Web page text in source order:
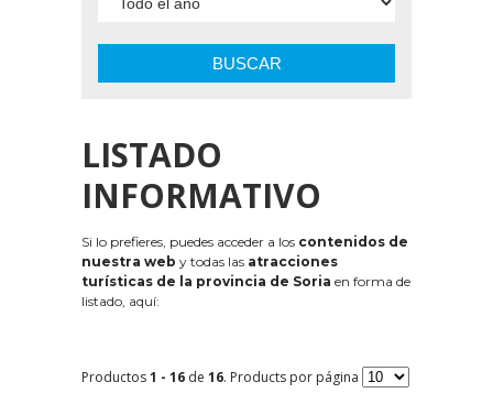
BUSCAR
LISTADO
INFORMATIVO
Si lo prefieres, puedes acceder a los contenidos de
nuestra web y todas las atracciones
turísticas de la provincia de Soria en forma de
listado, aquí:
Productos1 - 16 de 16. Products por página